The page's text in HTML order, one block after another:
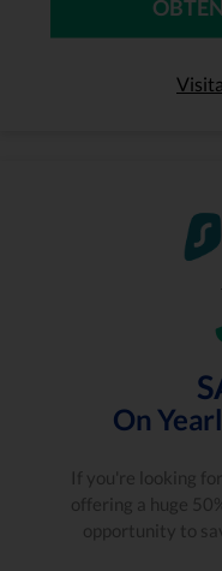
On
If you're looking
offering a huge
opportunity to